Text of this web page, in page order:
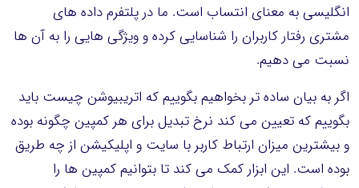
انگلیسی به معنای انتساب است. ما در پلتفرم داده های
مشتری رفتار کاربران را شناسایی کرده و ویژگی هایی را به آن ها
نسبت می دهیم.
اگر به بیان ساده تر بخواهیم بگوییم که اتریبیوشن چیست باید
بگوییم که تعیین می کند نرخ تبدیل برای هر کمپین چگونه بوده
و بیشترین میزان ارتباط کاربر با سایت و اپلیکیشن از چه طریق
بوده است. این ابزار کمک می کند تا بتوانیم کمپین ها را